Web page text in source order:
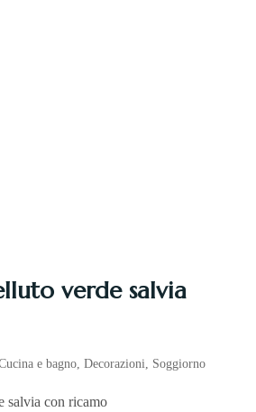
verde salvia
e bagno, Decorazioni, Soggiorno
salvia con ricamo